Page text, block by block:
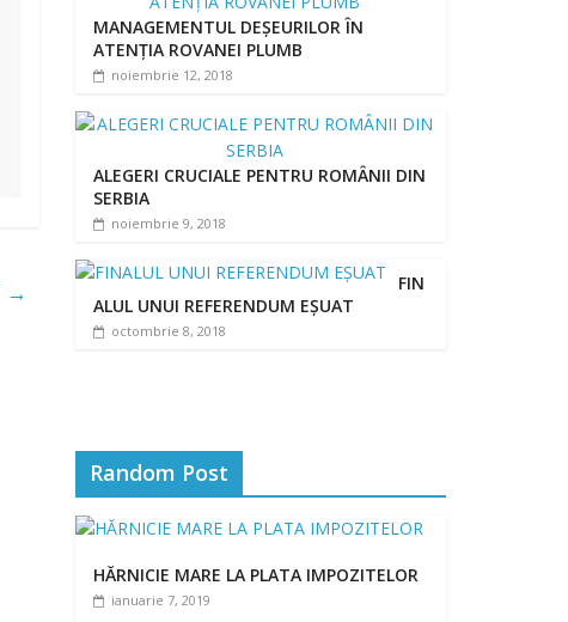
→
MANAGEMENTUL DEȘEURILOR ÎN
ATENȚIA ROVANEI PLUMB
noiembrie 12, 2018
ALEGERI CRUCIALE PENTRU ROMÂNII DIN
SERBIA
noiembrie 9, 2018
FIN
ALUL UNUI REFERENDUM EȘUAT
octombrie 8, 2018
Random Post
HĂRNICIE MARE LA PLATA IMPOZITELOR
ianuarie 7, 2019